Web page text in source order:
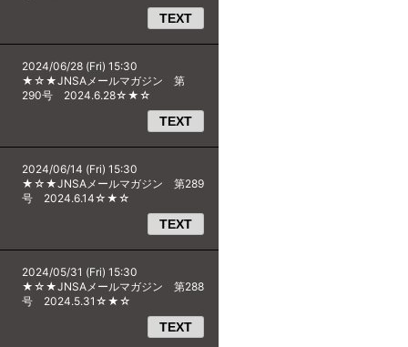
TEXT
2024/06/28 (Fri) 15:30
★☆★JNSAメールマガジン 第
290号 2024.6.28☆★☆
TEXT
2024/06/14 (Fri) 15:30
★☆★JNSAメールマガジン 第289
号 2024.6.14☆★☆
TEXT
2024/05/31 (Fri) 15:30
★☆★JNSAメールマガジン 第288
号 2024.5.31☆★☆
TEXT